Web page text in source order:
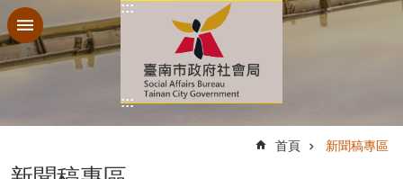
跳到主要內容區塊
:::
:::
首頁 新聞稿專區